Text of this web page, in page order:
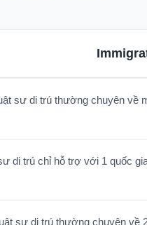
sư di trú thường chuyên về
di trú chỉ hỗ trợ với 1 quốc
sư di trú thường chuyên về